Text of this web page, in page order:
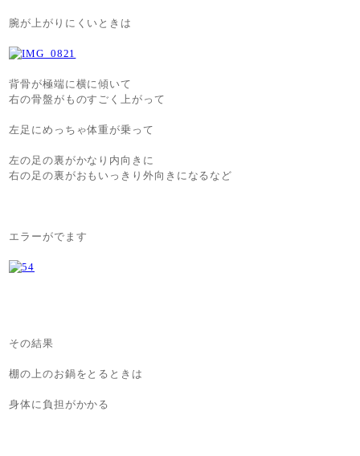
腕が上がりにくいときは
背骨が極端に横に傾いて
右の骨盤がものすごく上がって
左足にめっちゃ体重が乗って
左の足の裏がかなり内向きに
右の足の裏がおもいっきり外向きになるなど
エラーがでます
その結果
棚の上のお鍋をとるときは
身体に負担がかかる